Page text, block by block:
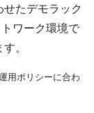
たデモラック
ワーク環境で
。
用ポリシーに合わ